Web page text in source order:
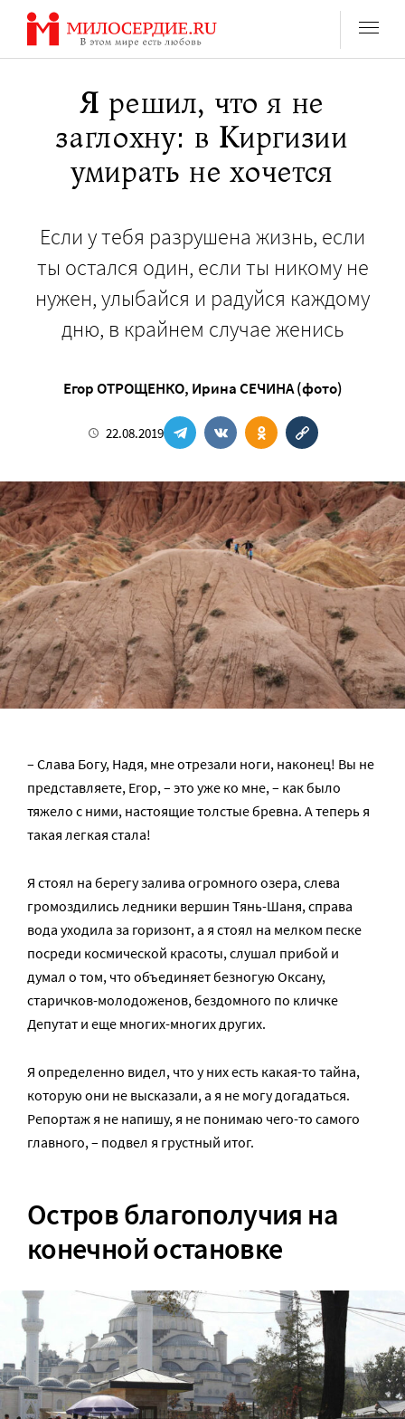
Перейти
содержанию
Я решил, что я не
заглохну: в Киргизии
умирать не хочется
Если у тебя разрушена жизнь, если
ты остался один, если ты никому не
нужен, улыбайся и радуйся каждому
дню, в крайнем случае женись
Егор ОТРОЩЕНКО, Ирина СЕЧИНА (фото)
22.08.2019
– Слава Богу, Надя, мне отрезали ноги, наконец! Вы не
представляете, Егор, – это уже ко мне, – как было
тяжело с ними, настоящие толстые бревна. А теперь я
такая легкая стала!
Я стоял на берегу залива огромного озера, слева
громоздились ледники вершин Тянь-Шаня, справа
вода уходила за горизонт, а я стоял на мелком песке
посреди космической красоты, слушал прибой и
думал о том, что объединяет безногую Оксану,
старичков-молодоженов, бездомного по кличке
Депутат и еще многих-многих других.
Я определенно видел, что у них есть какая-то тайна,
которую они не высказали, а я не могу догадаться.
Репортаж я не напишу, я не понимаю чего-то самого
главного, – подвел я грустный итог.
Остров благополучия на
конечной остановке